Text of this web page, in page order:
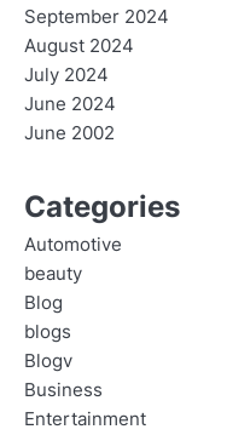
September 2024
August 2024
July 2024
June 2024
June 2002
Categories
Automotive
beauty
Blog
blogs
Blogv
Business
Entertainment